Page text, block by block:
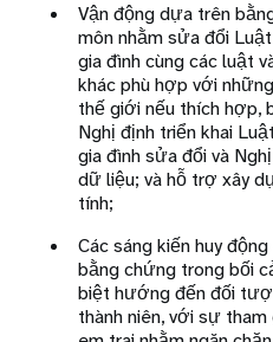
Vận động dựa trên
môn nhằm sửa đổi
gia đình cùng các luật
khác phù hợp với
thế giới nếu thích hợp,
Nghị định triển khai
gia đình sửa đổi và
dữ liệu; và hỗ trợ xây
tính;
Các sáng kiến ​​huy
bằng chứng trong bối
biệt hướng đến đối
thành niên, với sự